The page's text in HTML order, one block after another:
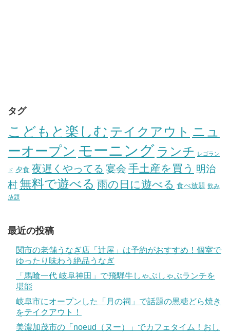
タグ
こどもと楽しむ テイクアウト ニュ
ーオープン モーニング ランチ レゴラン
ド 夕食 夜遅くやってる 宴会 手土産を買う 明治
村無料で遊べる 雨の日に遊べる 食べ放題 飲み
放題
最近の投稿
関市の老舗うなぎ店「辻屋」は予約がおすすめ！個室で
ゆったり味わう絶品うなぎ
「馬喰一代 岐阜神田」で飛騨牛しゃぶしゃぶランチを
堪能
岐阜市にオープンした「月の祠」で話題の黒糖どら焼き
をテイクアウト！
美濃加茂市の「noeud（ヌー）」でカフェタイム！おし